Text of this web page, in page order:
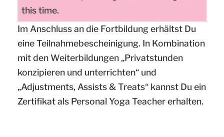
this time.
Im Anschluss an die Fortbildung erhältst Du
eine Teilnahmebescheinigung. In Kombination
mit den Weiterbildungen „Privatstunden
konzipieren und unterrichten“ und
„Adjustments, Assists & Treats“ kannst Du ein
Zertifikat als Personal Yoga Teacher erhalten.